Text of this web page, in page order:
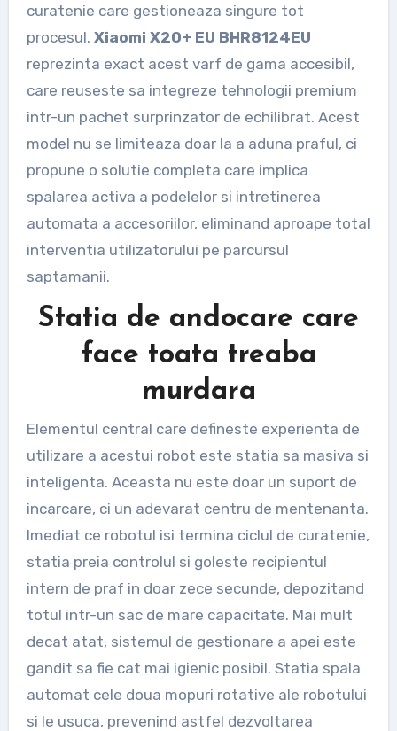
curatenie care gestioneaza singure tot
procesul. Xiaomi X20+ EU BHR8124EU
reprezinta exact acest varf de gama accesibil,
care reuseste sa integreze tehnologii premium
intr-un pachet surprinzator de echilibrat. Acest
model nu se limiteaza doar la a aduna praful, ci
propune o solutie completa care implica
spalarea activa a podelelor si intretinerea
automata a accesoriilor, eliminand aproape total
interventia utilizatorului pe parcursul
saptamanii.
Statia de andocare care
face toata treaba
murdara
Elementul central care defineste experienta de
utilizare a acestui robot este statia sa masiva si
inteligenta. Aceasta nu este doar un suport de
incarcare, ci un adevarat centru de mentenanta.
Imediat ce robotul isi termina ciclul de curatenie,
statia preia controlul si goleste recipientul
intern de praf in doar zece secunde, depozitand
totul intr-un sac de mare capacitate. Mai mult
decat atat, sistemul de gestionare a apei este
gandit sa fie cat mai igienic posibil. Statia spala
automat cele doua mopuri rotative ale robotului
si le usuca, prevenind astfel dezvoltarea